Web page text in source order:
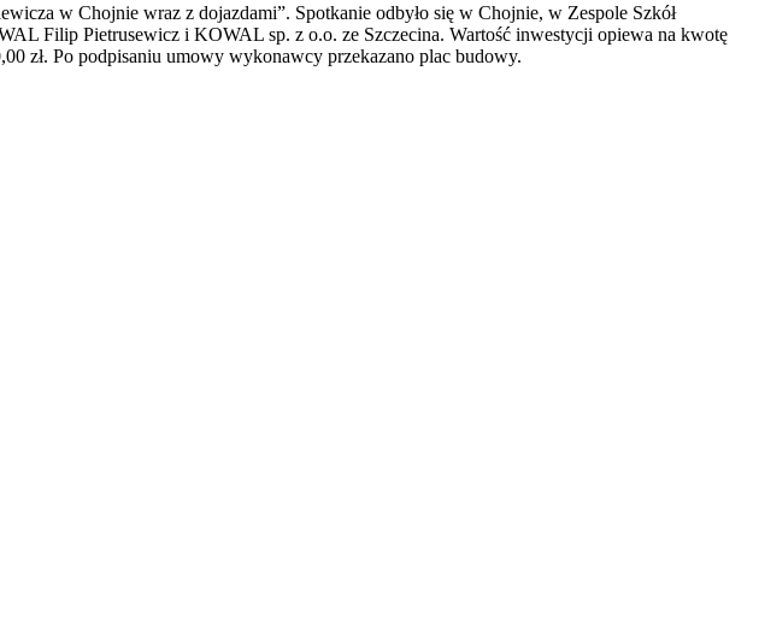
w Chojnie wraz z dojazdami”. Spotkanie odbyło się w Chojnie, w Zespole Szkół
Filip Pietrusewicz i KOWAL sp. z o.o. ze Szczecina. Wartość inwestycji opiewa na kwotę
zł. Po podpisaniu umowy wykonawcy przekazano plac budowy.